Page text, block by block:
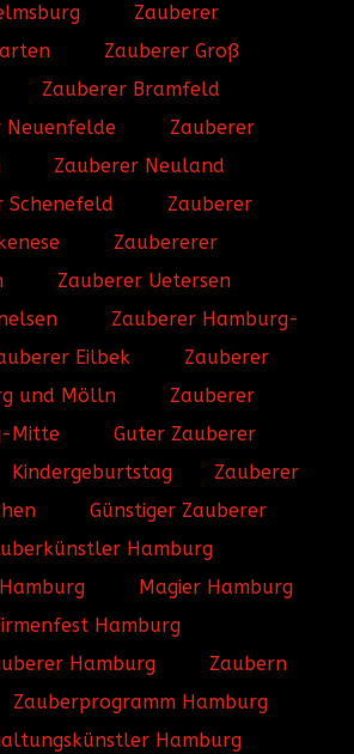
Zauberer
Zauberer Groß
Zauberer Bramfeld
Neuenfelde
Zauberer
Zauberer Neuland
Schenefeld
Zauberer
Zaubererer
Zauberer Uetersen
Zauberer Hamburg-
Eilbek
Zauberer
und Mölln
Zauberer
Mitte
Guter Zauberer
Kindergeburtstag
Zauberer
Günstiger Zauberer
Hamburg
Magier Hamburg
Hamburg
Hamburg
Zaubern
Zauberprogramm Hamburg
Hamburg